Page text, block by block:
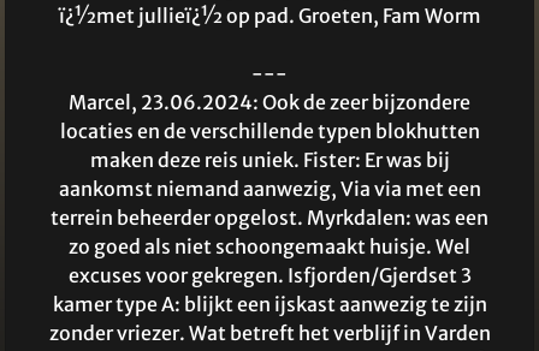
ï¿½met jullieï¿½ op pad. Groeten, Fam Worm
---
Marcel, 23.06.2024: Ook de zeer bijzondere
locaties en de verschillende typen blokhutten
maken deze reis uniek. Fister: Er was bij
aankomst niemand aanwezig, Via via met een
terrein beheerder opgelost. Myrkdalen: was een
zo goed als niet schoongemaakt huisje. Wel
excuses voor gekregen. Isfjorden/Gjerdset 3
kamer type A: blijkt een ijskast aanwezig te zijn
zonder vriezer. Wat betreft het verblijf in Varden